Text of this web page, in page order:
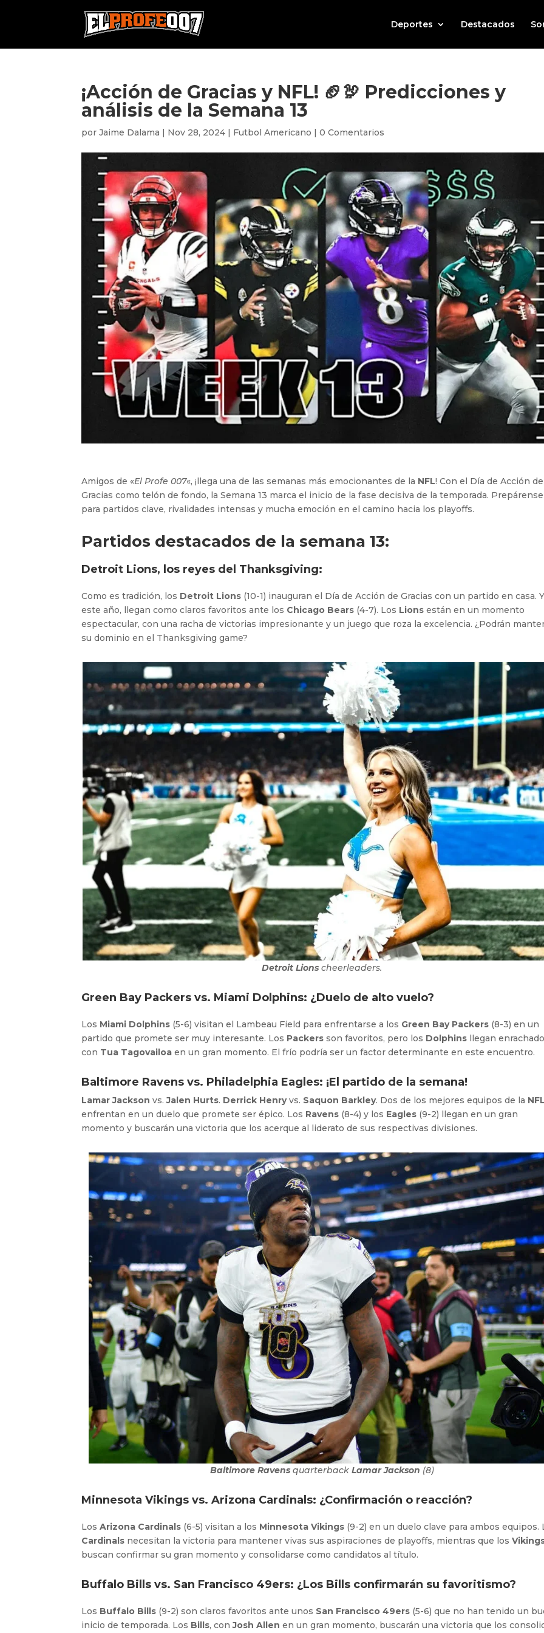
Deportes Destacados
¡Acción de Gracias y NFL! 🏈🦃 Predicciones y
análisis de la Semana 13
porJaime Dalama | Nov 28, 2024 | Futbol Americano |0 Comentarios
Amigos de «El Profe 007«, ¡llega una de las semanas más emocionantes de la NFL! Con el Día de Acción de
Gracias como telón de fondo, la Semana 13 marca el inicio de la fase decisiva de la temporada. Prepárense
para partidos clave, rivalidades intensas y mucha emoción en el camino hacia los playoffs.
Partidos destacados de la semana 13:
Detroit Lions, los reyes del Thanksgiving:
Como es tradición, los Detroit Lions (10-1) inauguran el Día de Acción de Gracias con un partido en casa.
este año, llegan como claros favoritos ante los Chicago Bears (4-7). Los Lions están en un momento
espectacular, con una racha de victorias impresionante y un juego que roza la excelencia. ¿Podrán
su dominio en el Thanksgiving game?
Detroit Lions cheerleaders.
Green Bay Packers vs. Miami Dolphins: ¿Duelo de alto vuelo?
Los Miami Dolphins (5-6) visitan el Lambeau Field para enfrentarse a los Green Bay Packers (8-3) en un
partido que promete ser muy interesante. Los Packers son favoritos, pero los Dolphins llegan
con Tua Tagovailoa en un gran momento. El frío podría ser un factor determinante en este encuentro.
Baltimore Ravens vs. Philadelphia Eagles: ¡El partido de la semana!
Lamar Jackson vs.Jalen Hurts. Derrick Henryvs. Saquon Barkley. Dos de los mejores equipos de la
enfrentan en un duelo que promete ser épico. Los Ravens (8-4) y los Eagles (9-2) llegan en un gran
momento y buscarán una victoria que los acerque al liderato de sus respectivas divisiones.
Baltimore Ravensquarterback Lamar Jackson (8)
Minnesota Vikings vs. Arizona Cardinals: ¿Confirmación o reacción?
LosArizona Cardinals (6-5) visitan a los Minnesota Vikings (9-2) en un duelo clave para ambos equipos.
Cardinals necesitan la victoria para mantener vivas sus aspiraciones de playoffs, mientras que los
buscan confirmar su gran momento y consolidarse como candidatos al título.
Buffalo Bills vs. San Francisco 49ers: ¿Los Bills confirmarán su favoritismo?
Los Buffalo Bills (9-2) son claros favoritos ante unos San Francisco 49ers (5-6) que no han tenido un
inicio de temporada. Los Bills, conJosh Allenen un gran momento, buscarán una victoria que los